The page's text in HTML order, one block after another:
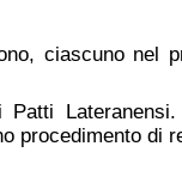
ciascuno nel
procedimento di